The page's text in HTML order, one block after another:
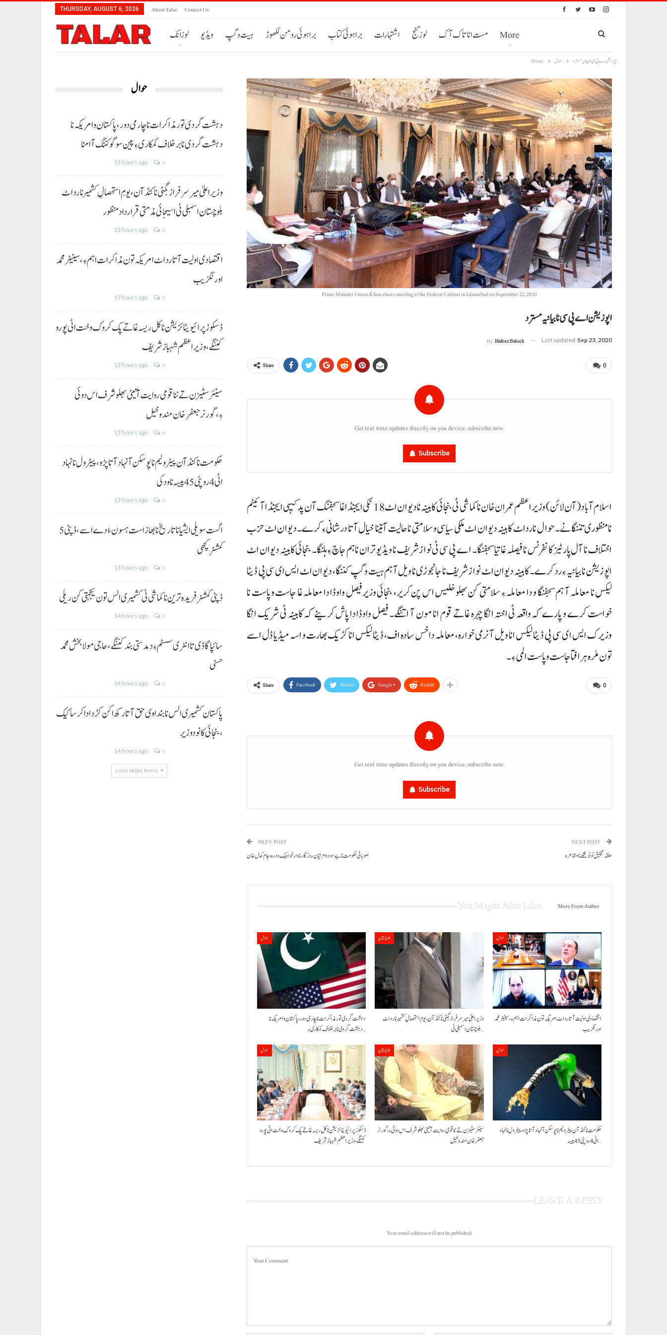
THURSDAY, AUGUST 6, 2026 About Talar Contect Us
لوزانک ویڈیو ہیت و گپ براہوئی رومن لکھوڑ براہوئی کتاب اشتہارات لوز گنج مست انا تاک آک More
Home حوال
Prime Minister Imran Khan chairs meeting of the Federal Cabinet in Islamabad on September 22, 2020
اپوزیشن اے پی سی نا بیانیہ مسترد
By Hafeez Baloch Last updated Sep 23, 2020
0
Share
Get real time updates directly on you device, subscribe now.
Subscribe
اسلام آباد (آن لائن) وزیر اعظم عمران خان نا کماشی ٹی بنجائی کابینہ نا دیوان اٹ 18 ٹکی ایجنڈا غا سجفنگ آن پد کیہی ایجنڈا آئیٹم
نا منظوری تننگانے۔ حوال نا رداٹ کابینہ دیوان اٹ ملکی سیاسی و سلامتی نا حالیت آ تینا خیال آتا درشانی ءِ کرے۔ دیوان اٹ حزب
اختلاف نا آل پارٹیز کانفرنس نا فیصلہ غاتیا سجفنگا۔ اے پی سی ٹی نوازشریف نا ویڈیو تران نا ہم جاچ ءِ ہلنگا۔ بنجائی کابینہ دیوان اٹ
اپوزیشن نا بیانیہ ءِ رد کرے۔ کابینہ دیوان اٹ نوازشریف نا جانجوڑی نا ویل آ ہم ہیت وگپ کننگا، دیوان اٹ ایس ای سی پی ڈیٹا
لیکس نا معاملہ آ ہم سجفنگا و دا معاملہ ءِ سلامتی کن بھلو خلیس اس پن کریر، بنجائی وزیر فیصل واوڈا دا معاملہ غا جاست و پاست نا
خواست کرے و پارے کہ واقعہ ٹی اختہ انگا چہرہ غاتے قوم انا مون آ اتنگے۔ فیصل واوڈا دا پاش کرینے کہ کابینہ ٹی شریک انگا
وزیرک ایس ای سی پی ڈیٹا لیکس انا ویل آ نرمی خوارہ، معاملہ داخس سادہ اف، ڈیٹا لیکس انا کڑیک بھارت و اسہ میڈیا ڈل اسے
تون ملرہ ہرافتا جاست و پاست المی ءِ۔
0
Share Facebook Twitter Google+ ReddIt
Get real time updates directly on you device, subscribe now.
Subscribe
PREV POST
صوبائی حکومت نا بے سود وام تیان روزگار نا وارخواہیک ودرہ، جام کمال خان
NEXT POST
حلقہ تخلیق نو نوشکے نا مشاعرہ
More From Author
حوال
دہشت گردی تور مذاکرات نا چارمی دور،پاکستان و امریکہ نا
دہشت گردی نا برخلاف کمکاری ءِ…
بلوچستان
وزیراعلیٰ میر سرفراز بگٹی نا کنڈ آن،یومِ استحصالِ کشمیر نا رد اٹ
بلوچستان اسمبلی ٹی…
حوال
اقتصادی اولیت آتا رد اٹ امریکہ تون مذاکرات اہم ءِ،سینیٹر محمد
اورنگزیب
حوال
ڈسکوز پرائیویٹائزیشن نا کل ریسہ غاتے پک کروک وخت اٹی پورو
کننگے ،وزیراعظم شہباز شریف
بلوچستان
سینئر سٹیزن تے ننا قومی روایت آتیٹی بھلو شرف اس دوئی ءِ،گورنر
جعفرخان مندوخیل
حوال
حکومت نا کنڈ آن پیٹرولیم نا پوسکن آ نہاد آتا پڑو،پیٹرول نا نہاد
اٹی 4 روپئی 45 پیسہ…
Your email address will not be published.
حوال
دہشت گردی تور مذاکرات نا چارمی دور،پاکستان و امریکہ نا
دہشت گردی نا برخلاف کمکاری ءِ پین سوگو کننگ آ امنا
13 hours ago 0
وزیراعلیٰ میر سرفراز بگٹی نا کنڈ آن،یومِ استحصالِ کشمیر نا رد اٹ
بلوچستان اسمبلی ٹی اسیجائی مذمتی قرارداد منظور
13 hours ago 0
اقتصادی اولیت آتا رد اٹ امریکہ تون مذاکرات اہم ءِ،سینیٹر محمد
اورنگزیب
13 hours ago 0
ڈسکوز پرائیویٹائزیشن نا کل ریسہ غاتے پک کروک وخت اٹی پورو
کننگے ،وزیراعظم شہباز شریف
13 hours ago 0
سینئر سٹیزن تے ننا قومی روایت آتیٹی بھلو شرف اس دوئی
ءِ،گورنر جعفرخان مندوخیل
13 hours ago 0
حکومت نا کنڈ آن پیٹرولیم نا پوسکن آ نہاد آتا پڑو،پیٹرول نا نہاد
اٹی 4 روپئی 45 پیسہ نا ودکی
13 hours ago 0
5 اگست سویلی ایشیا نا تاریخ نا بھاز است ہسون ءُ دے اسے،ڈپٹی
کمشنر کچھی
13 hours ago 0
ڈپٹی کمشنر فریدہ ترین نا کماشی ٹی کشمیری الس تون یکجہتی کن ریلی
14 hours ago 0
سائپا گاڈی تا انٹری سسٹم ءِ دمدستی بند کننگے، حاجی مولا بخش محمد
حسنی
14 hours ago 0
پاکستان کشمیری الس نا بنداوی حق آتا رکھ اکن کڑد ادا کرسا کیک
،بنجائی کانودوزیر
14 hours ago 0
LOAD MORE POSTS